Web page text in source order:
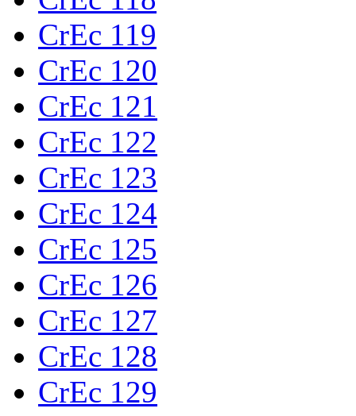
CrEc 119
CrEc 120
CrEc 121
CrEc 122
CrEc 123
CrEc 124
CrEc 125
CrEc 126
CrEc 127
CrEc 128
CrEc 129